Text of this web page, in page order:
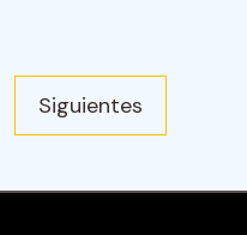
Siguientes